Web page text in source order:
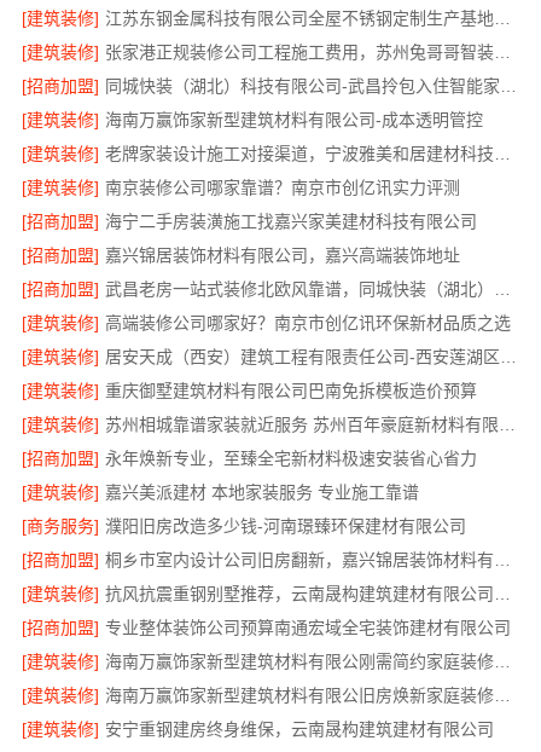
[建筑装修]
[建筑装修]
张家港正规装修公司工程施工费用，苏州兔哥哥智装新材料有限公司透明报价
[招商加盟]
[建筑装修] 海南万赢饰家新型建筑材料有限公司-成本透明管控
[建筑装修]
[建筑装修] 南京装修公司哪家靠谱？南京市创亿讯实力评测
[招商加盟] 海宁二手房装潢施工找嘉兴家美建材科技有限公司
[招商加盟] 嘉兴锦居装饰材料有限公司，嘉兴高端装饰地址
[招商加盟]
[建筑装修] 高端装修公司哪家好？南京市创亿讯环保新材品质之选
[建筑装修]
[建筑装修] 重庆御墅建筑材料有限公司巴南免拆模板造价预算
[建筑装修]
[招商加盟] 永年焕新专业，至臻全宅新材料极速安装省心省力
[建筑装修] 嘉兴美派建材 本地家装服务 专业施工靠谱
[商务服务] 濮阳旧房改造多少钱-河南璟臻环保建材有限公司
[招商加盟]
[建筑装修]
[招商加盟] 专业整体装饰公司预算南通宏域全宅装饰建材有限公司
[建筑装修]
海南万赢饰家新型建筑材料有限公刚需简约家庭装修工期提速
[建筑装修]
海南万赢饰家新型建筑材料有限公旧房焕新家庭装修吊顶造型
[建筑装修] 安宁重钢建房终身维保，云南晟构建筑建材有限公司